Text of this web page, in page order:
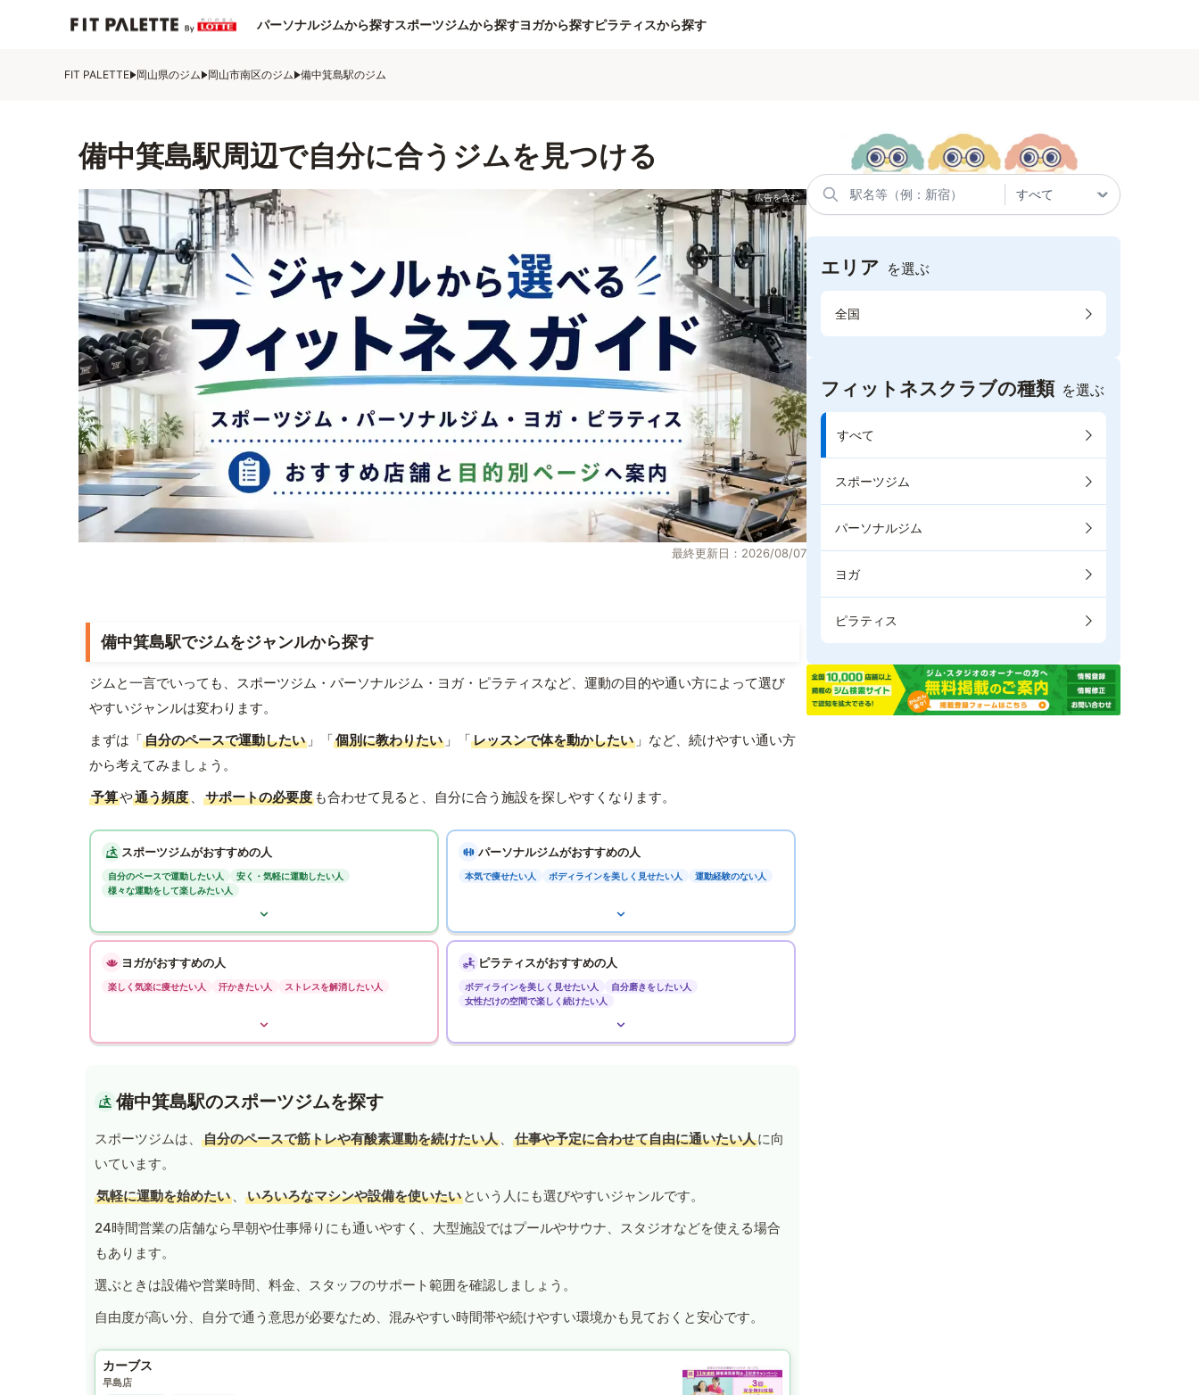
パーソナルジムから探すスポーツジムから探すヨガから探すピラティスから探す
FIT PALETTE 岡山県のジム 岡山市南区のジム 備中箕島駅のジム
備中箕島駅周辺で自分に合うジムを見つける
最終更新日：2026/08/07
備中箕島駅でジムをジャンルから探す
ジムと一言でいっても、スポーツジム・パーソナルジム・ヨガ・ピラティスなど、運動の目的や通い方によって選び
やすいジャンルは変わります。
まずは「自分のペースで運動したい 」「個別に教わりたい 」「レッスンで体を動かしたい 」など、続けやすい通い方
から考えてみましょう。
予算や通う頻度 、 サポートの必要度 も合わせて見ると、自分に合う施設を探しやすくなります。
スポーツジムがおすすめの人
自分のペースで運動したい人
安く・気軽に運動したい人
様々な運動をして楽しみたい人
パーソナルジムがおすすめの人
本気で痩せたい人 ボディラインを美しく見せたい人 運動経験のない人
ヨガがおすすめの人
楽しく気楽に痩せたい人 汗かきたい人 ストレスを解消したい人
ピラティスがおすすめの人
ボディラインを美しく見せたい人
自分磨きをしたい人
女性だけの空間で楽しく続けたい人
備中箕島駅のスポーツジムを探す
スポーツジムは、 自分のペースで筋トレや有酸素運動を続けたい人 、 仕事や予定に合わせて自由に通いたい人に向
いています。
気軽に運動を始めたい 、 いろいろなマシンや設備を使いたい という人にも選びやすいジャンルです。
24時間営業の店舗なら早朝や仕事帰りにも通いやすく、大型施設ではプールやサウナ、スタジオなどを使える場合
もあります。
選ぶときは設備や営業時間、料金、スタッフのサポート範囲を確認しましょう。
自由度が高い分、自分で通う意思が必要なため、混みやすい時間帯や続けやすい環境かも見ておくと安心です。
カーブス
早島店
エリア を選ぶ
全国
フィットネスクラブの種類 を選ぶ
すべて
スポーツジム
パーソナルジム
ヨガ
ピラティス